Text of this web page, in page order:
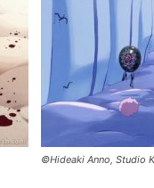
©Hideaki Anno, Studio